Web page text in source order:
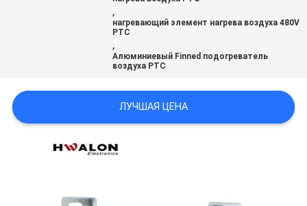
ПОЛИТИКА
КОНФИДЕНЦИАЛЬНОСТИ
,
нагревающий элемент нагрева воздуха 480V
PTC
,
Алюминиевый Finned подогреватель
воздуха PTC
ЛУЧШАЯ ЦЕНА